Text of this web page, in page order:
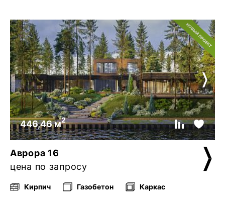
446,46 м2
Аврора 16
цена по запросу
Кирпич Газобетон Каркас